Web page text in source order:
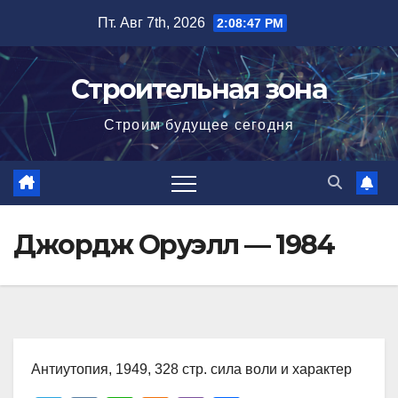
содержимому
Пт. Авг 7th, 2026 2:08:49 PM
Строительная зона
Строим будущее сегодня
Джордж Оруэлл — 1984
Антиутопия, 1949, 328 стр. сила воли и характер